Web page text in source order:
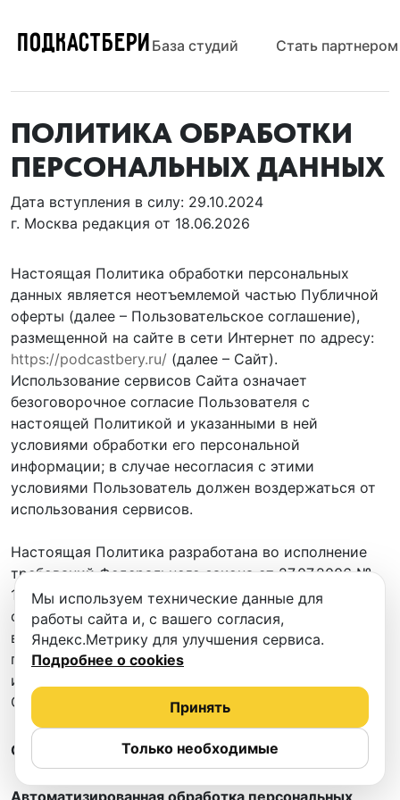
ПОДКАСТБЕРИ База студий Стать партнером
ПОЛИТИКА ОБРАБОТКИ
ПЕРСОНАЛЬНЫХ ДАННЫХ
Дата вступления в силу: 29.10.2024
г. Москва редакция от 18.06.2026
Настоящая Политика обработки персональных
данных является неотъемлемой частью Публичной
оферты (далее – Пользовательское соглашение),
размещенной на сайте в сети Интернет по адресу:
https://podcastbery.ru/ (далее – Сайт).
Использование сервисов Сайта означает
безоговорочное согласие Пользователя с
настоящей Политикой и указанными в ней
условиями обработки его персональной
информации; в случае несогласия с этими
условиями Пользователь должен воздержаться от
использования сервисов.
Настоящая Политика разработана во исполнение
требований Федерального закона от 27.07.2006 №
152-ФЗ «О персональных данных» (далее — «Закон
о персональных данных») и действует в отношении
всей информации, которую Оператор может
получить о Пользователях и Поставщиках при
использовании ими Сайта, сервисов и услуг
Оператора.
ОСНОВНЫЕ ПОНЯТИЯ
Автоматизированная обработка персональных
Мы используем технические данные для
работы сайта и, с вашего согласия,
Яндекс.Метрику для улучшения сервиса.
Подробнее о cookies
Только необходимые
Принять